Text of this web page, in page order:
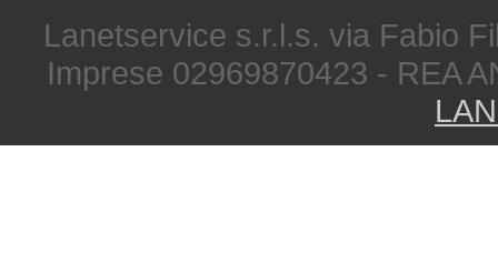
Lanetservice s.r.l.s. via Fabio
Imprese 02969870423 - REA